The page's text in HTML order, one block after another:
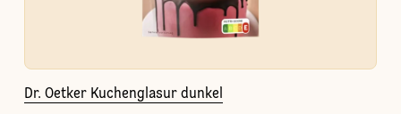
Dr. Oetker Kuchenglasur dunkel